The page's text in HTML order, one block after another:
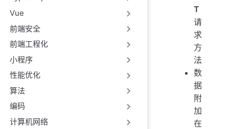
Vue
前端安全
前端工程化
小程序
性能优化
算法
编码
计算机网络
T
请
求
方
法
数
据
附
加
在